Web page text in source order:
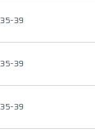
35-39
35-39
35-39